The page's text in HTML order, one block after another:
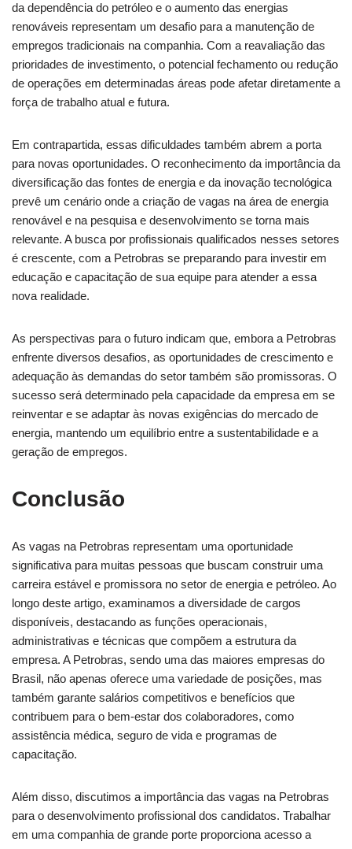
da dependência do petróleo e o aumento das energias
renováveis representam um desafio para a manutenção de
empregos tradicionais na companhia. Com a reavaliação das
prioridades de investimento, o potencial fechamento ou redução
de operações em determinadas áreas pode afetar diretamente a
força de trabalho atual e futura.
Em contrapartida, essas dificuldades também abrem a porta
para novas oportunidades. O reconhecimento da importância da
diversificação das fontes de energia e da inovação tecnológica
prevê um cenário onde a criação de vagas na área de energia
renovável e na pesquisa e desenvolvimento se torna mais
relevante. A busca por profissionais qualificados nesses setores
é crescente, com a Petrobras se preparando para investir em
educação e capacitação de sua equipe para atender a essa
nova realidade.
As perspectivas para o futuro indicam que, embora a Petrobras
enfrente diversos desafios, as oportunidades de crescimento e
adequação às demandas do setor também são promissoras. O
sucesso será determinado pela capacidade da empresa em se
reinventar e se adaptar às novas exigências do mercado de
energia, mantendo um equilíbrio entre a sustentabilidade e a
geração de empregos.
Conclusão
As vagas na Petrobras representam uma oportunidade
significativa para muitas pessoas que buscam construir uma
carreira estável e promissora no setor de energia e petróleo. Ao
longo deste artigo, examinamos a diversidade de cargos
disponíveis, destacando as funções operacionais,
administrativas e técnicas que compõem a estrutura da
empresa. A Petrobras, sendo uma das maiores empresas do
Brasil, não apenas oferece uma variedade de posições, mas
também garante salários competitivos e benefícios que
contribuem para o bem-estar dos colaboradores, como
assistência médica, seguro de vida e programas de
capacitação.
Além disso, discutimos a importância das vagas na Petrobras
para o desenvolvimento profissional dos candidatos. Trabalhar
em uma companhia de grande porte proporciona acesso a